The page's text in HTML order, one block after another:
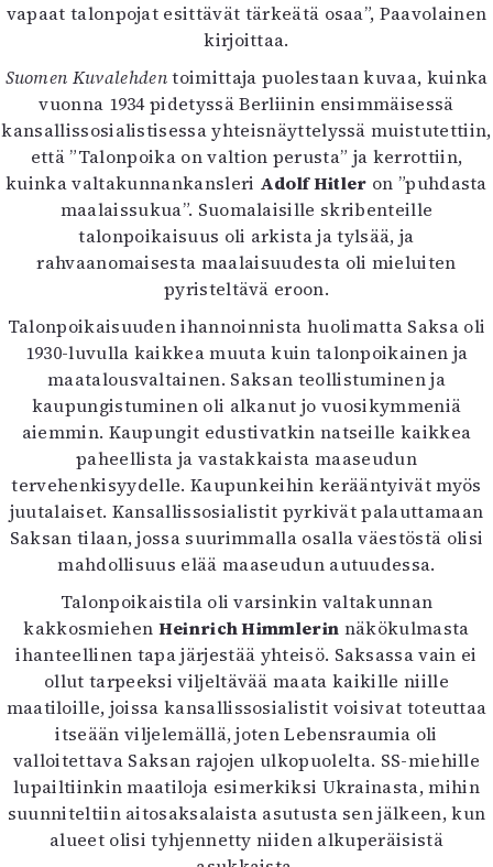
vapaat talonpojat esittävät tärkeätä osaa”, Paavolainen
kirjoittaa.
Suomen Kuvalehdentoimittaja puolestaan kuvaa, kuinka
vuonna 1934 pidetyssä Berliinin ensimmäisessä
kansallissosialistisessa yhteisnäyttelyssä muistutettiin,
että ”Talonpoika on valtion perusta” ja kerrottiin,
kuinka valtakunnankansleri Adolf Hitler on ”puhdasta
maalaissukua”. Suomalaisille skribenteille
talonpoikaisuus oli arkista ja tylsää, ja
rahvaanomaisesta maalaisuudesta oli mieluiten
pyristeltävä eroon.
Talonpoikaisuuden ihannoinnista huolimatta Saksa oli
1930-luvulla kaikkea muuta kuin talonpoikainen ja
maatalousvaltainen. Saksan teollistuminen ja
kaupungistuminen oli alkanut jo vuosikymmeniä
aiemmin. Kaupungit edustivatkin natseille kaikkea
paheellista ja vastakkaista maaseudun
tervehenkisyydelle. Kaupunkeihin kerääntyivät myös
juutalaiset. Kansallissosialistit pyrkivät palauttamaan
Saksan tilaan, jossa suurimmalla osalla väestöstä olisi
mahdollisuus elää maaseudun autuudessa.
Talonpoikaistila oli varsinkin valtakunnan
kakkosmiehen Heinrich Himmlerin näkökulmasta
ihanteellinen tapa järjestää yhteisö. Saksassa vain ei
ollut tarpeeksi viljeltävää maata kaikille niille
maatiloille, joissa kansallissosialistit voisivat toteuttaa
itseään viljelemällä, joten Lebensraumia oli
valloitettava Saksan rajojen ulkopuolelta. SS-miehille
lupailtiinkin maatiloja esimerkiksi Ukrainasta, mihin
suunniteltiin aitosaksalaista asutusta sen jälkeen, kun
alueet olisi tyhjennetty niiden alkuperäisistä